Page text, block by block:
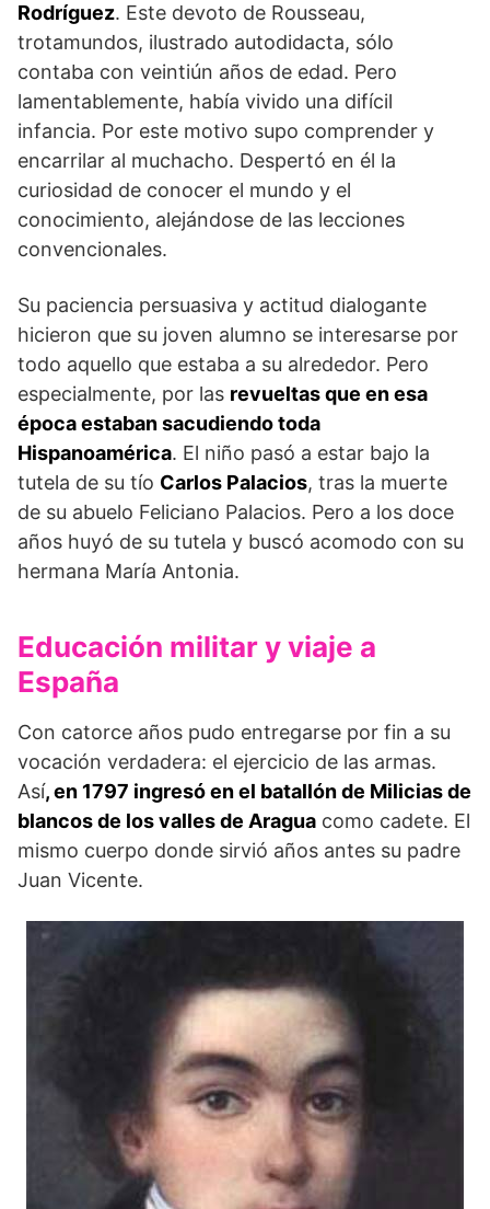
Rodríguez. Este devoto de Rousseau,
trotamundos, ilustrado autodidacta, sólo
contaba con veintiún años de edad. Pero
lamentablemente, había vivido una difícil
infancia. Por este motivo supo comprender y
encarrilar al muchacho. Despertó en él la
curiosidad de conocer el mundo y el
conocimiento, alejándose de las lecciones
convencionales.
Su paciencia persuasiva y actitud dialogante
hicieron que su joven alumno se interesarse por
todo aquello que estaba a su alrededor. Pero
especialmente, por las revueltas que en esa
época estaban sacudiendo toda
Hispanoamérica. El niño pasó a estar bajo la
tutela de su tío Carlos Palacios, tras la muerte
de su abuelo Feliciano Palacios. Pero a los doce
años huyó de su tutela y buscó acomodo con su
hermana María Antonia.
Educación militar y viaje a
España
Con catorce años pudo entregarse por fin a su
vocación verdadera: el ejercicio de las armas.
Así, en 1797 ingresó en el batallón de Milicias de
blancos de los valles de Aragua como cadete. El
mismo cuerpo donde sirvió años antes su padre
Juan Vicente.